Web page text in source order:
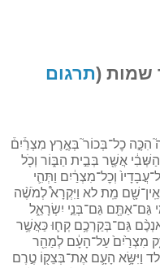
שמות (תרגום
הִכָּ֣ה כׇל־בְּכוֹר֮ בְּאֶ֣רֶץ מִצְרַ֒יִם֒
אֲשֶׁ֖ר בְּבֵ֣ית הַבּ֑וֹר וְכֹ֖ל
וְכׇל־מִצְרַ֔יִם וַתְּהִ֛י
מֵֽת׃ לא וַיִּקְרָא֩ לְמֹשֶׁ֨ה
גַּם־אַתֶּ֖ם גַּם־בְּנֵ֣י יִשְׂרָאֵ֑ל
גַּם־בְּקַרְכֶ֥ם קְח֛וּ כַּאֲשֶׁ֥ר
מִצְרַ֙יִם֙ עַל־הָעָ֔ם לְמַהֵ֖ר
לד וַיִּשָּׂ֥א הָעָ֛ם אֶת־בְּצֵק֖וֹ טֶ֣רֶם